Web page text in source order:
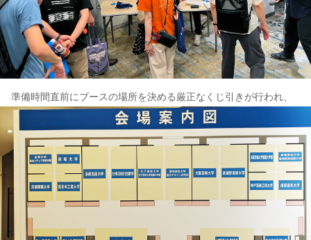
準備時間直前にブースの場所を決める厳正なくじ引きが行われ、